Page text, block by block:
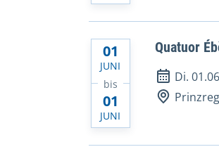
01
JUNI
bis
01
JUNI
Quatuor
Di.